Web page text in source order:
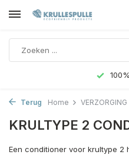
Terug Home VERZORGING
KRULTYPE 2
Een conditioner voor krultype 2